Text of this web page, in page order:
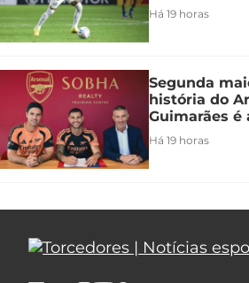
Há 19 horas
Segunda
história do
Guimarães é
Há 19 horas